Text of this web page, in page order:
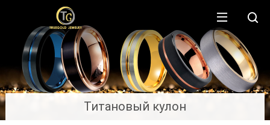
Титановый кулон